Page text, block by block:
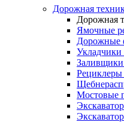
Дорожная
Дорожная
Ямочные
Дорожные
Укладчики
Рециклеры
Мостовые